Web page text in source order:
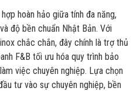
hoàn hảo giữa tính đa năng,
độ bền chuẩn Nhật Bản. Với
chắc chắn, đây chính là trợ thủ
F&B tối ưu hóa quy trình bảo
việc chuyên nghiệp. Lựa chọn
tư vào sự chuyên nghiệp, bền